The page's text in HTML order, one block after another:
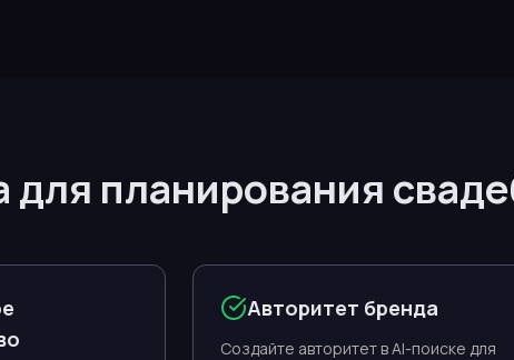
планирования
Авторитет бренда
Создайте авторитет в AI-поиске для